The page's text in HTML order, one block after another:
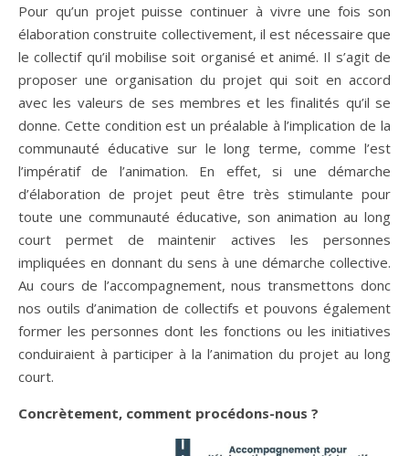
Pour qu’un projet puisse continuer à vivre une fois son
élaboration construite collectivement, il est nécessaire que
le collectif qu’il mobilise soit organisé et animé. Il s’agit de
proposer une organisation du projet qui soit en accord
avec les valeurs de ses membres et les finalités qu’il se
donne. Cette condition est un préalable à l’implication de la
communauté éducative sur le long terme, comme l’est
l’impératif de l’animation. En effet, si une démarche
d’élaboration de projet peut être très stimulante pour
toute une communauté éducative, son animation au long
court permet de maintenir actives les personnes
impliquées en donnant du sens à une démarche collective.
Au cours de l’accompagnement, nous transmettons donc
nos outils d’animation de collectifs et pouvons également
former les personnes dont les fonctions ou les initiatives
conduiraient à participer à la l’animation du projet au long
court.
Concrètement, comment procédons-nous ?